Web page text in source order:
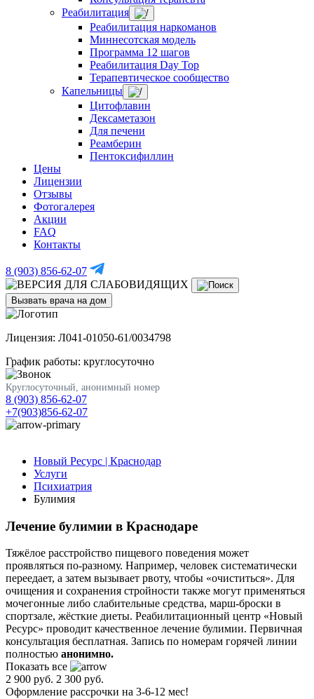
Реабилитация
Реабилитация наркоманов
Миннесотская модель
Программа 12 шагов
Реабилитация Day Top
Терапевтическое сообщество
Капельницы
Цитофлавин
Дексаметазон
Для печени
Реамберин
Пентоксифиллин
Цены
Лицензии
Отзывы
Фотогалерея
Акции
FAQ
Контакты
8 (903) 856-62-07
Вызвать врача на дом
Лицензия: Л041-01050-61/0034798
График работы: круглосуточно
Круглосуточный, анонимный номер
8 (903) 856-62-07
+7(903)856-62-07
Новый Ресурс | Краснодар
Услуги
Психиатрия
Булимия
Лечение булимии в Краснодаре
Тяжёлое расстройство пищевого поведения может
проявляться по-разному. Например, человек систематически
переедает, а затем вызывает рвоту, чтобы «очиститься». Для
очищения и сохранения стройности также могут применяться
мочегонные либо слабительные средства, марш-броски в
спортзале, жёсткие диеты. Реабилитационный центр «Новый
Ресурс» проводит качественное лечение булимии. Первичная
консультация бесплатная. Запись по номерам горячей линии
полностью анонимно.
Показать все
2 900 руб. 2 300 руб.
Оформление рассрочки на 3-6-12 мес!